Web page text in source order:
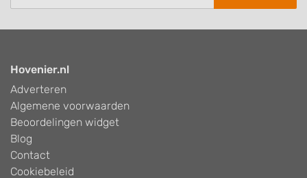
Hovenier.nl
Adverteren
Algemene voorwaarden
Beoordelingen widget
Blog
Contact
Cookiebeleid